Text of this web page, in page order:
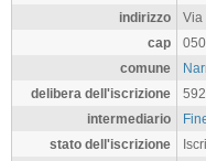
indirizzo
Via
cap
comune
delibera dell'iscrizione
intermediario
stato dell'iscrizione